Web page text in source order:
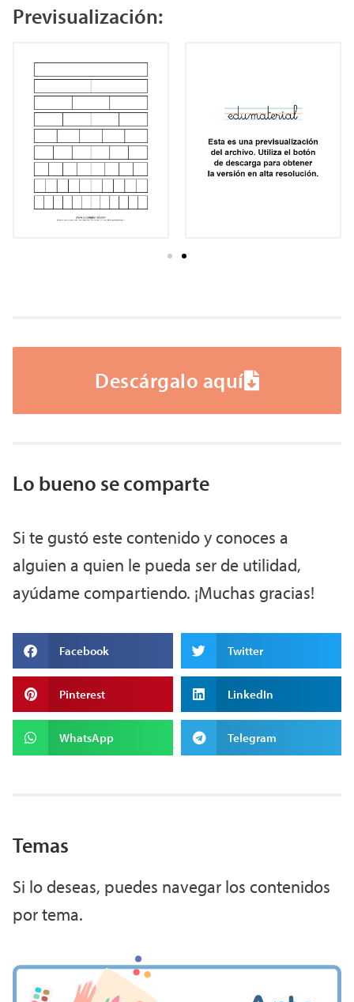
Previsualización:
Descárgalo aquí
Lo bueno se comparte
Si te gustó este contenido y conoces a
alguien a quien le pueda ser de utilidad,
ayúdame compartiendo. ¡Muchas gracias!
Facebook Twitter
Pinterest LinkedIn
WhatsApp Telegram
Temas
Si lo deseas, puedes navegar los contenidos
por tema.